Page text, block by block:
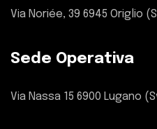
Via Noriée, 39 6945 Origlio
Sede Operativa
Via Nassa 15 6900 Lugano